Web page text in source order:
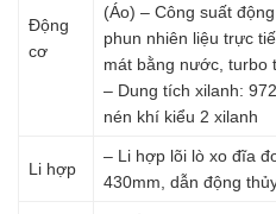
Động
cơ
(Áo) – Công suất
phun nhiên liệu trực
mát bằng nước, turbo
– Dung tích xilanh:
nén khí kiểu 2 xilanh
Li hợp
– Li hợp lõi lò xo đĩa
430mm, dẫn động